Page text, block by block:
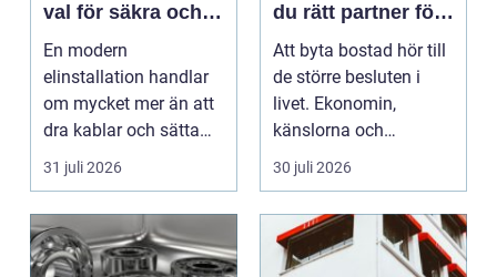
val för säkra och
energieffektiva
fastigheter
En modern
elinstallation handlar
om mycket mer än att
dra kablar och sätta
upp uttag. I
Stockholms s...
31 juli 2026
du rätt partner för
din bostadsaffär
Att byta bostad hör till
de större besluten i
livet. Ekonomin,
känslorna och
vardagen vävs ihop i
en...
30 juli 2026